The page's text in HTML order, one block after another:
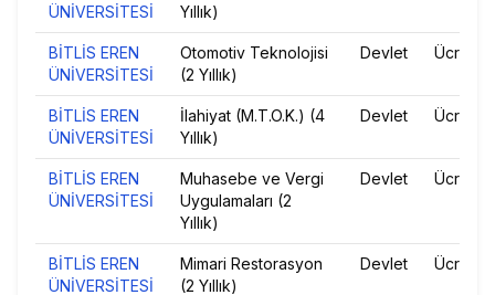
ÜNİVERSİTESİ
Yıllık)
BİTLİS EREN
ÜNİVERSİTESİ
Otomotiv Teknolojisi
(2 Yıllık)
Devlet Ücretsiz
BİTLİS EREN
ÜNİVERSİTESİ
İlahiyat (M.T.O.K.) (4
Yıllık)
Devlet Ücretsiz
BİTLİS EREN
ÜNİVERSİTESİ
Muhasebe ve Vergi
Uygulamaları (2
Yıllık)
Devlet Ücretsiz
BİTLİS EREN
ÜNİVERSİTESİ
Mimari Restorasyon
(2 Yıllık)
Devlet Ücretsiz